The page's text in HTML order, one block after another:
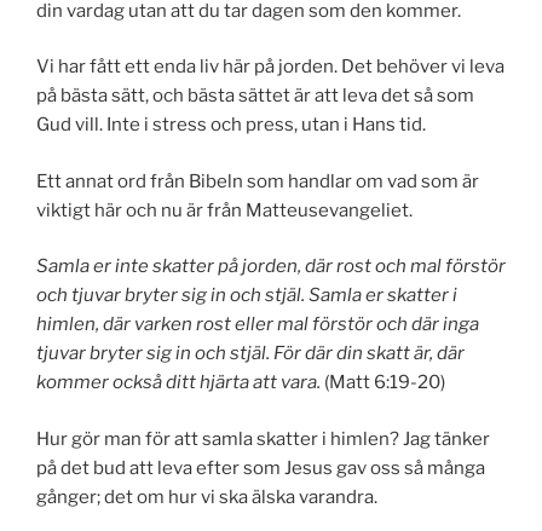
din vardag utan att du tar dagen som den kommer.
Vi har fått ett enda liv här på jorden. Det behöver vi leva
på bästa sätt, och bästa sättet är att leva det så som
Gud vill. Inte i stress och press, utan i Hans tid.
Ett annat ord från Bibeln som handlar om vad som är
viktigt här och nu är från Matteusevangeliet.
Samla er inte skatter på jorden, där rost och mal förstör
och tjuvar bryter sig in och stjäl. Samla er skatter i
himlen, där varken rost eller mal förstör och där inga
tjuvar bryter sig in och stjäl. För där din skatt är, där
kommer också ditt hjärta att vara. (Matt 6:19-20)
Hur gör man för att samla skatter i himlen? Jag tänker
på det bud att leva efter som Jesus gav oss så många
gånger; det om hur vi ska älska varandra.